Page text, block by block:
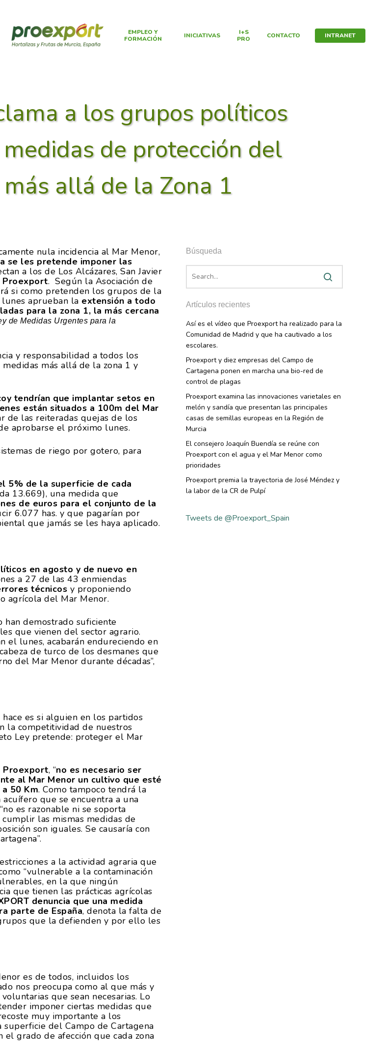
EMPLEO Y
FORMACIÓN
INICIATIVAS
I+S
PRO
CONTACTO INTRANET
a los grupos políticos
de protección del
allá de la Zona 1
nula incidencia al Mar Menor,
se les pretende imponer las
a los de Los Alcázares, San Javier
Proexport. Según la Asociación de
si como pretenden los grupos de la
aprueban la extensión a todo
para la zona 1, la más cercana
de Medidas Urgentes para la
y responsabilidad a todos los
más allá de la zona 1 y
tendrían que implantar setos en
están situados a 100m del Mar
de las reiteradas quejas de los
aprobarse el próximo lunes.
de riego por gotero, para
5% de la superficie de cada
13.669), una medida que
de euros para el conjunto de la
6.077 has. y que pagarían por
que jamás se les haya aplicado.
en agosto y de nuevo en
a 27 de las 43 enmiendas
técnicos y proponiendo
agrícola del Mar Menor.
han demostrado suficiente
que vienen del sector agrario.
el lunes, acabarán endureciendo en
de turco de los desmanes que
del Mar Menor durante décadas”,
es si alguien en los partidos
la competitividad de nuestros
Ley pretende: proteger el Mar
Proexport, “no es necesario ser
al Mar Menor un cultivo que esté
50 Km. Como tampoco tendrá la
que se encuentra a una
es razonable ni se soporta
las mismas medidas de
son iguales. Se causaría con
a la actividad agraria que
“vulnerable a la contaminación
en la que ningún
que tienen las prácticas agrícolas
denuncia que una medida
parte de España, denota la falta de
que la defienden y por ello les
es de todos, incluidos los
nos preocupa como al que más y
que sean necesarias. Lo
imponer ciertas medidas que
muy importante a los
del Campo de Cartagena
grado de afección que cada zona
Búsqueda
Artículos recientes
Así es el vídeo que Proexport ha realizado para la
Comunidad de Madrid y que ha cautivado a los
escolares.
Proexport y diez empresas del Campo de
Cartagena ponen en marcha una bio-red de
control de plagas
Proexport examina las innovaciones varietales en
melón y sandía que presentan las principales
casas de semillas europeas en la Región de
Murcia
El consejero Joaquín Buendía se reúne con
Proexport con el agua y el Mar Menor como
prioridades
Proexport premia la trayectoria de José Méndez y
la labor de la CR de Pulpí
Tweets de @Proexport_Spain